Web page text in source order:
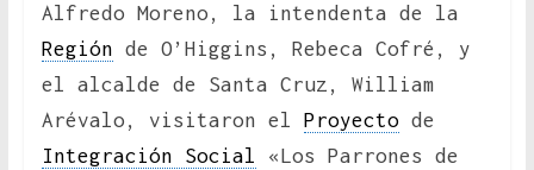
Alfredo Moreno, la intendenta de la
Región de O’Higgins, Rebeca Cofré, y
el alcalde de Santa Cruz, William
Arévalo, visitaron el Proyectode
Integración Social «Los Parrones de